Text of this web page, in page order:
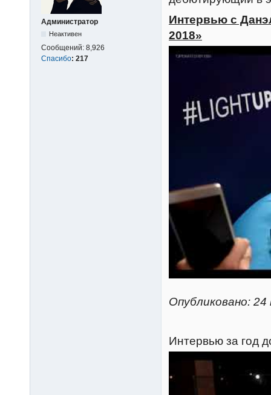
Администратор
Неактивен
Сообщений: 8,926
Спасибо: 217
Интервью с
2018»
Опубликовано: 24
Интервью за год